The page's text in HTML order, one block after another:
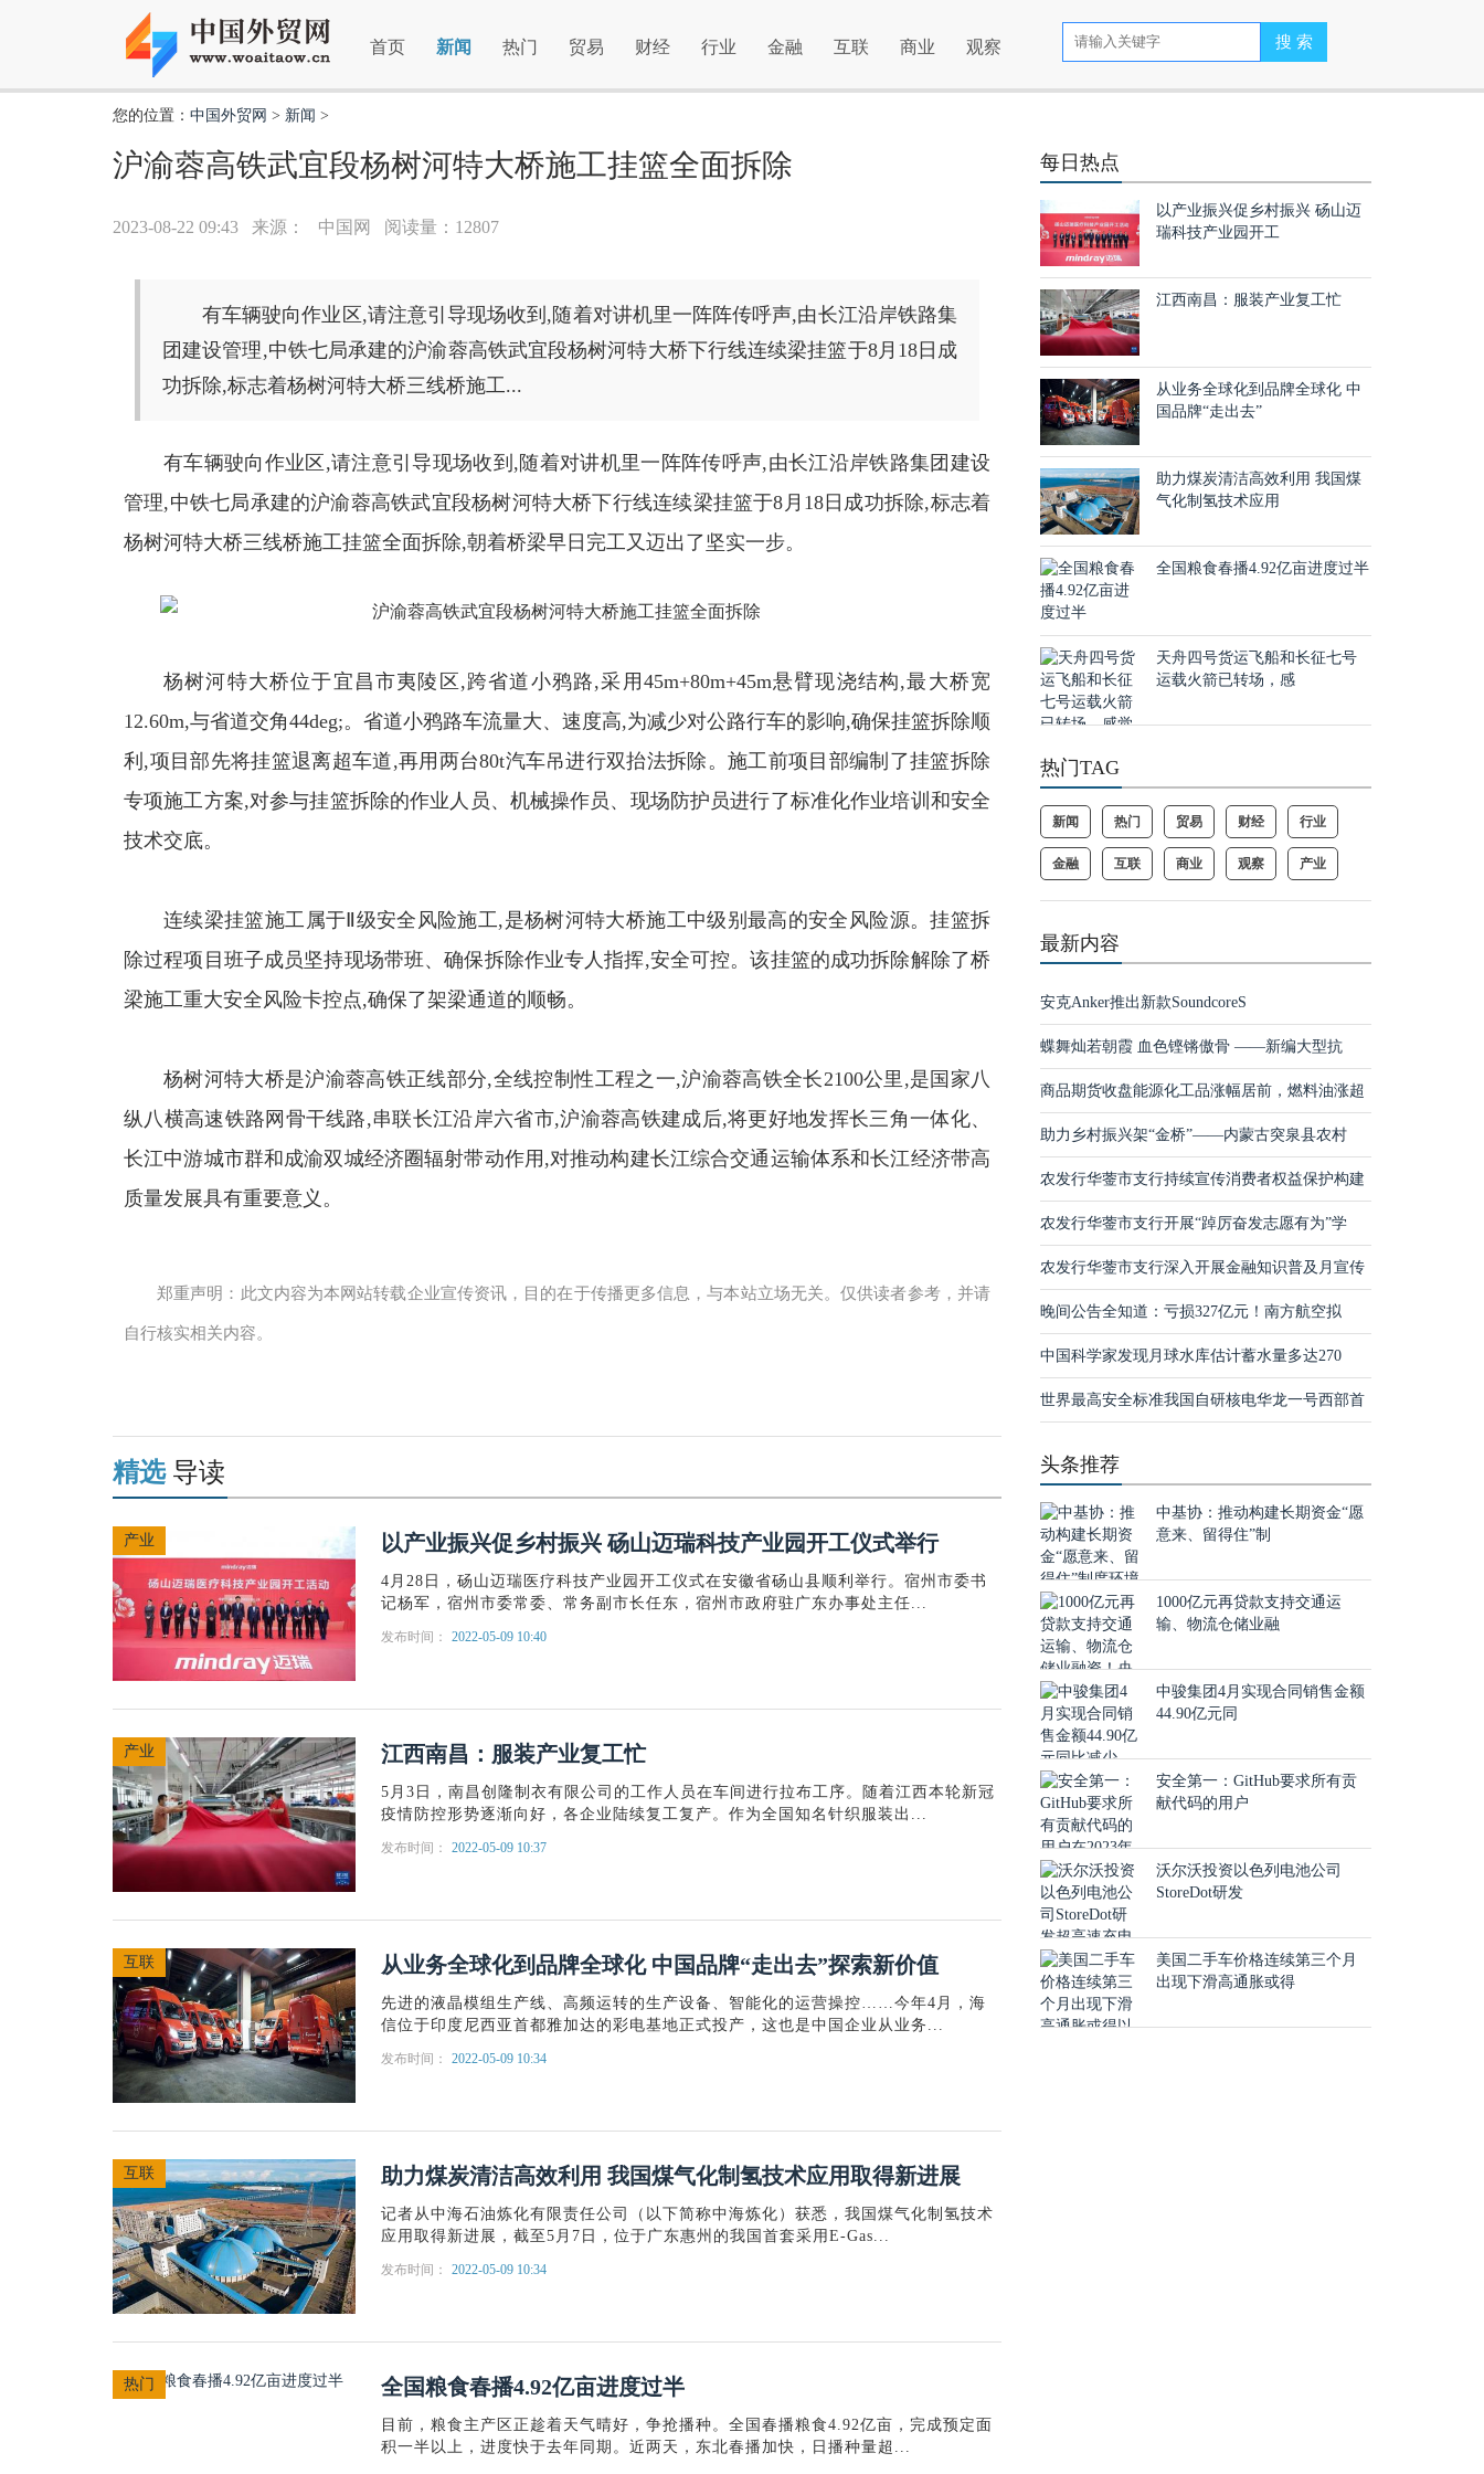
首页 新闻 热门 贸易 财经 行业 金融 互联 商业 观察
您的位置： 中国外贸网 > 新闻 >
沪渝蓉高铁武宜段杨树河特大桥施工挂篮全面拆除
2023-08-22 09:43 来源： 中国网 阅读量：12807
有车辆驶向作业区,请注意引导现场收到,随着对讲机里一阵阵传呼声,由长江沿岸铁路集
团建设管理,中铁七局承建的沪渝蓉高铁武宜段杨树河特大桥下行线连续梁挂篮于8月18日成
功拆除,标志着杨树河特大桥三线桥施工...
有车辆驶向作业区,请注意引导现场收到,随着对讲机里一阵阵传呼声,由长江沿岸铁路集团建设
管理,中铁七局承建的沪渝蓉高铁武宜段杨树河特大桥下行线连续梁挂篮于8月18日成功拆除,标志着
杨树河特大桥三线桥施工挂篮全面拆除,朝着桥梁早日完工又迈出了坚实一步。
杨树河特大桥位于宜昌市夷陵区,跨省道小鸦路,采用45m+80m+45m悬臂现浇结构,最大桥宽
12.60m,与省道交角44deg;。省道小鸦路车流量大、速度高,为减少对公路行车的影响,确保挂篮拆除顺
利,项目部先将挂篮退离超车道,再用两台80t汽车吊进行双抬法拆除。施工前项目部编制了挂篮拆除
专项施工方案,对参与挂篮拆除的作业人员、机械操作员、现场防护员进行了标准化作业培训和安全
技术交底。
连续梁挂篮施工属于Ⅱ级安全风险施工,是杨树河特大桥施工中级别最高的安全风险源。挂篮拆
除过程项目班子成员坚持现场带班、确保拆除作业专人指挥,安全可控。该挂篮的成功拆除解除了桥
梁施工重大安全风险卡控点,确保了架梁通道的顺畅。
杨树河特大桥是沪渝蓉高铁正线部分,全线控制性工程之一,沪渝蓉高铁全长2100公里,是国家八
纵八横高速铁路网骨干线路,串联长江沿岸六省市,沪渝蓉高铁建成后,将更好地发挥长三角一体化、
长江中游城市群和成渝双城经济圈辐射带动作用,对推动构建长江综合交通运输体系和长江经济带高
质量发展具有重要意义。
郑重声明：此文内容为本网站转载企业宣传资讯，目的在于传播更多信息，与本站立场无关。仅供读者参考，并请
自行核实相关内容。
精选导读
产业 以产业振兴促乡村振兴 砀山迈瑞科技产业园开工仪式举行
4月28日，砀山迈瑞医疗科技产业园开工仪式在安徽省砀山县顺利举行。宿州市委书
记杨军，宿州市委常委、常务副市长任东，宿州市政府驻广东办事处主任...
发布时间： 2022-05-09 10:40
产业 江西南昌：服装产业复工忙
5月3日，南昌创隆制衣有限公司的工作人员在车间进行拉布工序。随着江西本轮新冠
疫情防控形势逐渐向好，各企业陆续复工复产。作为全国知名针织服装出...
发布时间： 2022-05-09 10:37
互联 从业务全球化到品牌全球化 中国品牌“走出去”探索新价值
先进的液晶模组生产线、高频运转的生产设备、智能化的运营操控……今年4月，海
信位于印度尼西亚首都雅加达的彩电基地正式投产，这也是中国企业从业务...
发布时间： 2022-05-09 10:34
互联 助力煤炭清洁高效利用 我国煤气化制氢技术应用取得新进展
记者从中海石油炼化有限责任公司（以下简称中海炼化）获悉，我国煤气化制氢技术
应用取得新进展，截至5月7日，位于广东惠州的我国首套采用E-Gas...
发布时间： 2022-05-09 10:34
热门 全国粮食春播4.92亿亩进度过半
目前，粮食主产区正趁着天气晴好，争抢播种。全国春播粮食4.92亿亩，完成预定面
积一半以上，进度快于去年同期。近两天，东北春播加快，日播种量超...
每日热点
以产业振兴促乡村振兴 砀山迈
瑞科技产业园开工
江西南昌：服装产业复工忙
从业务全球化到品牌全球化 中
国品牌“走出去”
助力煤炭清洁高效利用 我国煤
气化制氢技术应用
全国粮食春播4.92亿亩进度过半
天舟四号货运飞船和长征七号
运载火箭已转场，感
热门TAG
新闻 热门 贸易 财经 行业
金融 互联 商业 观察 产业
最新内容
安克Anker推出新款SoundcoreS
蝶舞灿若朝霞 血色铿锵傲骨 ——新编大型抗
商品期货收盘能源化工品涨幅居前，燃料油涨超
助力乡村振兴架“金桥”——内蒙古突泉县农村
农发行华蓥市支行持续宣传消费者权益保护构建
农发行华蓥市支行开展“踔厉奋发志愿有为”学
农发行华蓥市支行深入开展金融知识普及月宣传
晚间公告全知道：亏损327亿元！南方航空拟
中国科学家发现月球水库估计蓄水量多达270
世界最高安全标准我国自研核电华龙一号西部首
头条推荐
中基协：推动构建长期资金“愿
意来、留得住”制
1000亿元再贷款支持交通运
输、物流仓储业融
中骏集团4月实现合同销售金额
44.90亿元同
安全第一：GitHub要求所有贡
献代码的用户
沃尔沃投资以色列电池公司
StoreDot研发
美国二手车价格连续第三个月
出现下滑高通胀或得